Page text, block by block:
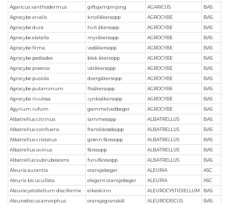
Agaricus xanthodermus
giftsjampinjong AGARICUS
BAS
Agrocybe arvalis
knollåkersopp AGROCYBE
BAS
Agrocybe dura
hvit åkersopp AGROCYBE
BAS
Agrocybe elatella
myråkersopp AGROCYBE
BAS
Agrocybe firma
vedåkersopp AGROCYBE
BAS
Agrocybe pediades
blek åkersopp AGROCYBE
BAS
Agrocybe praecox
våråkersopp AGROCYBE
BAS
Agrocybe pusiola
dvergåkersopp AGROCYBE
BAS
Agrocybe putaminum
flisåkersopp AGROCYBE
BAS
Agrocybe rivulosa
rynkeåkersopp AGROCYBE
BAS
Agyrium rufum
gammelvedbeger AGROCYBE
BAS
Albatrellus citrinus
lammesopp ALBATRELLUS
BAS
Albatrellus confluens
franskbrødsopp ALBATRELLUS
BAS
Albatrellus cristatus
grønn fåresopp ALBATRELLUS
BAS
Albatrellus ovinus
fåresopp ALBATRELLUS
BAS
Albatrellus subrubescens
furufåresopp ALBATRELLUS
BAS
Aleuria aurantia
oransjebeger ALEURIA
ASC
Aleuria bicucullata
elegant oransjebeger ALEURIA
ASC
Aleurocystidiellum disciforme
eikeskinn ALEUROCYSTIDIELLUM
BAS
Aleurodiscus amorphus
oransjegranskål ALEURODISCUS
BAS